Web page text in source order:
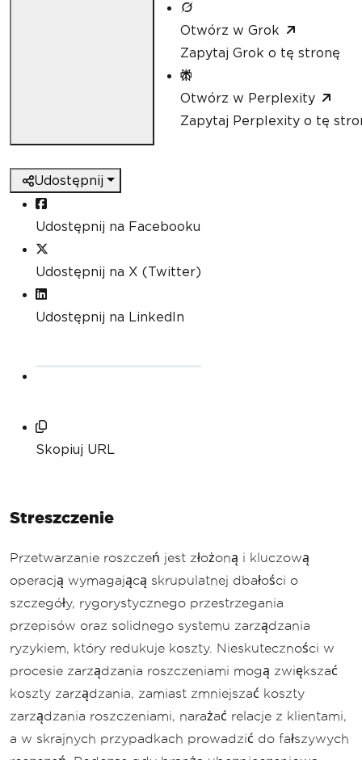
Otwórz w Grok
Zapytaj Grok o tę stronę
Otwórz w Perplexity
Zapytaj Perplexity o tę
Udostępnij
Udostępnij na Facebooku
Udostępnij na X (Twitter)
Udostępnij na LinkedIn
Skopiuj URL
Streszczenie
Przetwarzanie roszczeń jest złożoną i kluczową
operacją wymagającą skrupulatnej dbałości o
szczegóły, rygorystycznego przestrzegania
przepisów oraz solidnego systemu zarządzania
ryzykiem, który redukuje koszty. Nieskuteczności w
procesie zarządzania roszczeniami mogą zwiększać
koszty zarządzania, zamiast zmniejszać koszty
zarządzania roszczeniami, narażać relacje z klientami,
a w skrajnych przypadkach prowadzić do fałszywych